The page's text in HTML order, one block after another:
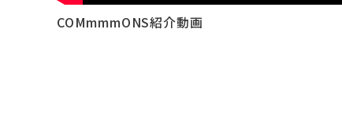
COMmmmONS紹介動画